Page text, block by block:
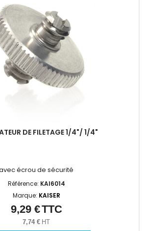
DE FILETAGE 1/4"/ 1/4"
écrou de sécurité
Référence: KAI6014
Marque: KAISER
Prix
9,29 €TTC
7,74 € HT